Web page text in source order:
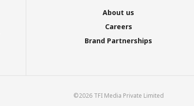
About us
Careers
Brand Partnerships
©2026 TFI Media Private Limited